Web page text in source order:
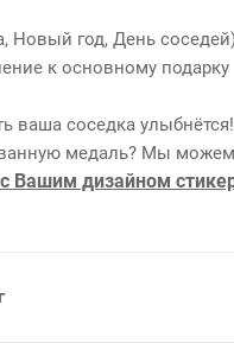
Новый год, День соседей)
к основному подарку
ваша соседка улыбнётся!
медаль? Мы
Вашим дизайном